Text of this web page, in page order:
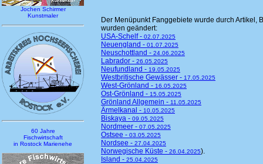
Jochen Schirmer
Kunstmaler
60 Jahre
Fischwirtschaft
in Rostock Marienehe
Der Menüpunkt Fanggebiete wurde durch Artikel,
wurden geändert:
USA-Schelf - 02.07.2025
Neuengland - 01.07.2025
Neuschottland - 24.06.2025
Labrador - 26.05.2025
Neufundland - 19.05.2025
Westbritische Gewässer - 17.05.2025
West-Grönland - 16.05.2025
Ost-Grönland - 15.05.2025
Grönland Allgemein - 11.05.2025
Ärmelkanal - 10.05.2025
Biskaya - 09.05.2025
Nordmeer - 07.05.2025
Ostsee - 03.05.2025
Nordsee - 27.04.2025
Norwegische Küste - 26.04.2025).
Island - 25.04.2025